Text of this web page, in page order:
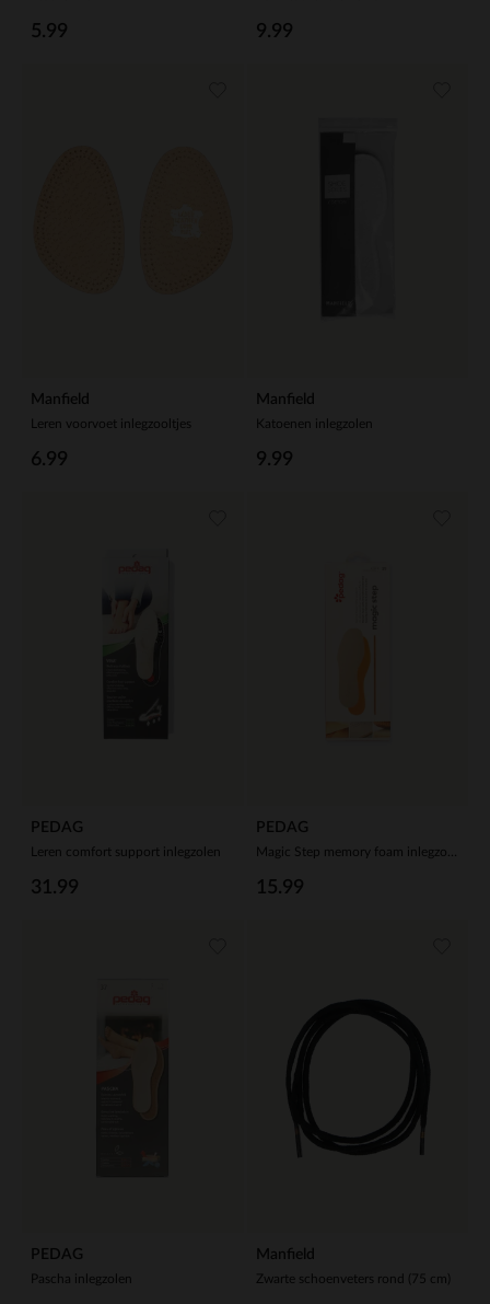
5.99 9.99
Manfield
Leren voorvoet inlegzooltjes
6.99
Manfield
Katoenen inlegzolen
9.99
PEDAG
Leren comfort support inlegzolen
31.99
PEDAG
15.99
PEDAG
Pascha inlegzolen
Manfield
Zwarte schoenveters rond (75 cm)